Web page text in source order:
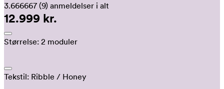
3.666667 (9) anmeldelser i alt
12.999 kr.
Størrelse: 2 moduler
Tekstil: Ribble / Honey